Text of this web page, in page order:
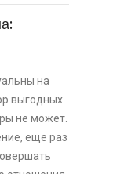
со
на
выгодных
не может.
еще раз